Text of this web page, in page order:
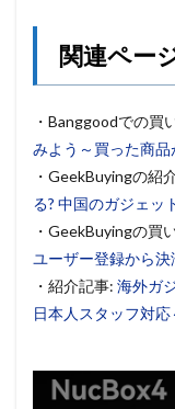
関連ペー
・Banggoodでの買
みよう～買った商
・GeekBuyingの紹
る? 中国のガジェッ
・GeekBuyingの買
ユーザー登録から
・紹介記事: 海外ガ
日本人スタッフ対